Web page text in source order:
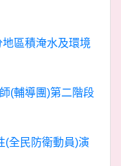
區積淹水及環境
(輔導團)第二階段
(全民防衛動員)演